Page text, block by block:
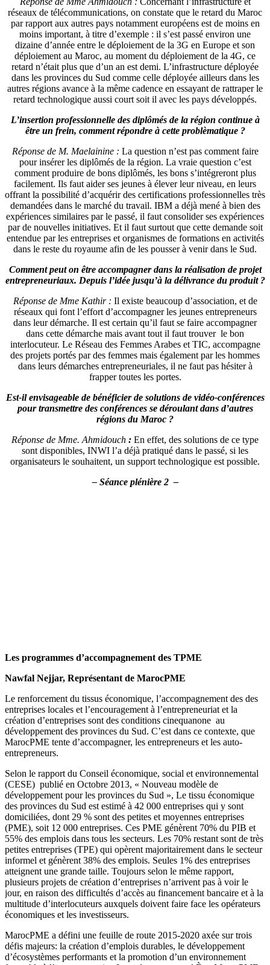
Réponse de M. Maelainine :La question n’est pas comment faire
pour insérer les diplômés de la région. La vraie question c’est
comment produire de bons diplômés, les bons s’intégreront plus
facilement. Ils faut aider ses jeunes à élever leur niveau, en leurs
offrant la possibilité d’acquérir des certifications professionnelles très
demandées dans le marché du travail. IBM a déjà mené à bien des
expériences similaires par le passé, il faut consolider ses expériences
par de nouvelles initiatives. Et il faut surtout que cette demande soit
entendue par les entreprises et organismes de formations en activités
dans le reste du royaume afin de les pousser à venir dans le Sud.
Comment peut on être accompagner dans la réalisation de projet
entrepreneuriaux. Depuis l’idée jusqu’à la délivrance du produit ?
Réponse de Mme Kathir :Il existe beaucoup d’association, et de
réseaux qui font l’effort d’accompagner les jeunes entrepreneurs
dans leur démarche. Il est certain qu’il faut se faire accompagner
dans cette démarche mais avant tout il faut trouver le bon
interlocuteur. Le Réseau des Femmes Arabes et TIC, accompagne
des projets portés par des femmes mais également par les hommes
dans leurs démarches entrepreneuriales, il ne faut pas hésiter à
frapper toutes les portes.
Est-il envisageable de bénéficier de solutions de vidéo-conférences
pour transmettre des conférences se déroulant dans d’autres
régions du Maroc ?
Réponse de Mme. Ahmidouch
sont disponibles, INWI l’a déjà pratiqué dans le passé, si les
organisateurs le souhaitent, un support technologique est possible.
–Séance plénière 2 –
des provinces du Sud est estimé à 42 000 entreprises qui y sont
domiciliées, dont 29 % sont des petites et moyennes entreprises
(PME), soit 12 000 entreprises. Ces PME génèrent 70% du PIB et
55% des emplois dans tous les secteurs. Les 70% restant sont de très
petites entreprises (TPE) qui opèrent majoritairement dans le secteur
informel et génèrent 38% des emplois. Seules 1% des entreprises
atteignent une grande taille. Toujours selon le même rapport,
plusieurs projets de création d’entreprises n’arrivent pas à voir le
jour, en raison des difficultés d’accès au financement bancaire et à la
multitude d’interlocuteurs auxquels doivent faire face les opérateurs
économiques et les investisseurs.
MarocPME a défini une feuille de route 2015-2020 axée sur trois
défis majeurs: la création d’emplois durables, le développement
d’écosystèmes performants et la promotion d’un environnement
favorable à l’entrepreneuriat. Le cadre contractuel Ètat-MarocPME
2015-2020 vise à : ( i) Renforcer la compétitivité des écosystèmes et
des TPME en actionnant les leviers suivants : performances
opérationnelles, investissement, créativité et co-développement et
accès aux marchés. (ii) Promouvoir l’entrepreneuriat et l’animation
de l’écosystème entrepreneurial à travers le déploiement du statut de
l’auto-entrepreneur et l’accompagnement à la formalisation des
activités. (iii) Faire émerger une nouvelle génération d’entrepreneurs
et de TPME ayant un modèle d’affaires structurant et à fort impact.
Pour atteindre ses objectifs, MarocPME encourage l’éclosion de
locomotives régionales permettant la dynamisation des écosystèmes
locaux. MarocPME Développe l’initiative entrepreneuriale en
incitant à l’utilisation du statu d’autoentrepreneur pour aider les